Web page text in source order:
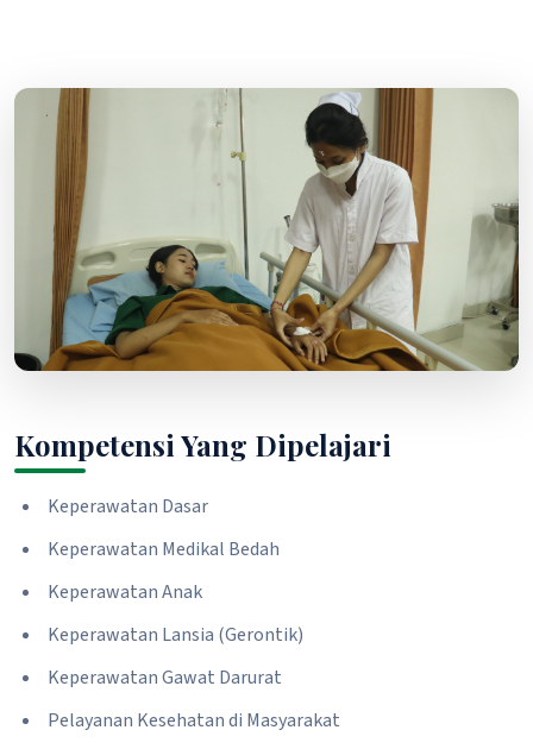
Kompetensi Yang Dipelajari
Keperawatan Dasar
Keperawatan Medikal Bedah
Keperawatan Anak
Keperawatan Lansia (Gerontik)
Keperawatan Gawat Darurat
Pelayanan Kesehatan di Masyarakat